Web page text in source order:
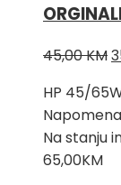
45,00KM
HP 45/
Na stanju
65,00KM